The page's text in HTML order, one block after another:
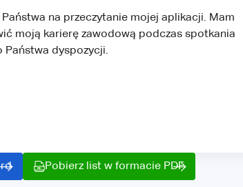
na przeczytanie mojej aplikacji. Mam
moją karierę zawodową podczas spotkania
Państwa dyspozycji.
Pobierz list w formacie PDF